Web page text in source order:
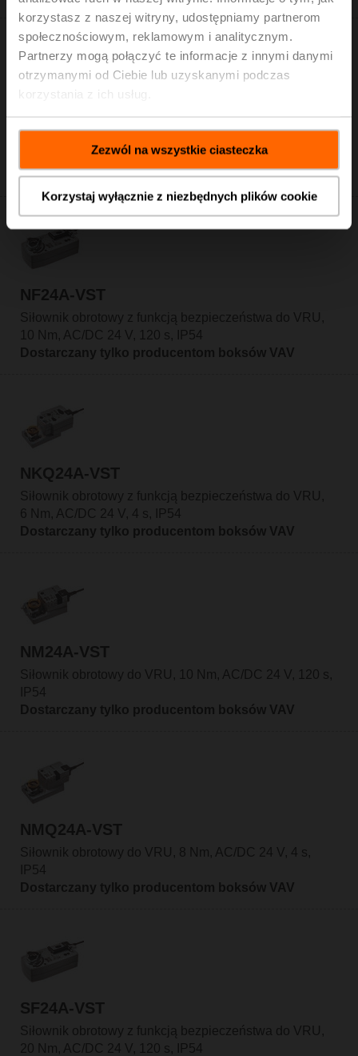
korzystasz z naszej witryny, udostępniamy partnerom
społecznościowym, reklamowym i analitycznym.
Partnerzy mogą połączyć te informacje z innymi danymi
otrzymanymi od Ciebie lub uzyskanymi podczas
korzystania z ich usług.
Zezwól na wszystkie ciasteczka
Korzystaj wyłącznie z niezbędnych plików cookie
LMQ24A-VST
Dostarczany tylko producentom boksów VAV
NF24A-VST
Siłownik obrotowy z funkcją bezpieczeństwa do VRU,
10 Nm, AC/DC 24 V, 120 s, IP54
Dostarczany tylko producentom boksów VAV
NKQ24A-VST
Siłownik obrotowy z funkcją bezpieczeństwa do VRU,
6 Nm, AC/DC 24 V, 4 s, IP54
Dostarczany tylko producentom boksów VAV
NM24A-VST
Siłownik obrotowy do VRU, 10 Nm, AC/DC 24 V, 120 s,
IP54
Dostarczany tylko producentom boksów VAV
NMQ24A-VST
Siłownik obrotowy do VRU, 8 Nm, AC/DC 24 V, 4 s,
IP54
Dostarczany tylko producentom boksów VAV
SF24A-VST
Siłownik obrotowy z funkcją bezpieczeństwa do VRU,
20 Nm, AC/DC 24 V, 120 s, IP54